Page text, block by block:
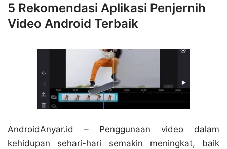
5 Rekomendasi Aplikasi Penjernih
Video Android Terbaik
AndroidAnyar.id – Penggunaan video dalam
kehidupan sehari-hari semakin meningkat, baik